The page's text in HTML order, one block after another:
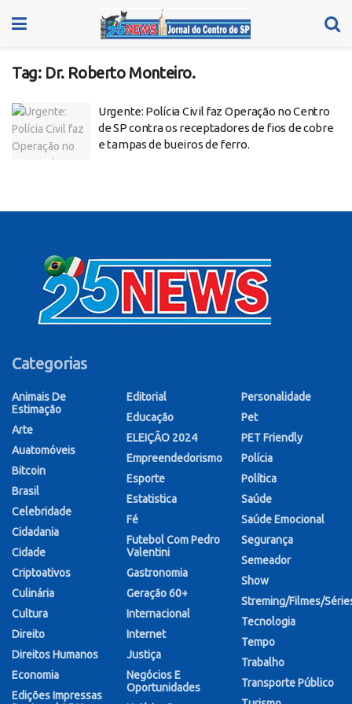
Tag: Dr. Roberto Monteiro.
Urgente: Polícia Civil faz Operação no Centro
de SP contra os receptadores de fios de cobre
e tampas de bueiros de ferro.
Categorias
Animais De
Estimação
Arte
Auatomóveis
Bitcoin
Brasil
Celebridade
Cidadania
Cidade
Criptoativos
Culinária
Cultura
Direito
Direitos Humanos
Economia
Edições Impressas
Editorial
Educação
ELEIÇÃO 2024
Empreendedorismo
Esporte
Estatistica
Fé
Futebol Com Pedro
Valentini
Gastronomia
Geração 60+
Internacional
Internet
Justiça
Negócios E
Oportunidades
Personalidade
Pet
PET Friendly
Polícia
Política
Saúde
Saúde Emocional
Segurança
Semeador
Show
Streming/Filmes/
Tecnologia
Tempo
Trabalho
Transporte Público